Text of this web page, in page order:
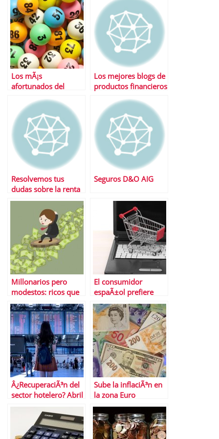
se ha llegado a esta
reforma laboral
Los mÃ¡s
afortunados del
que han ganado la
loterÃ­a mÃ¡s de una
vez
Los mejores blogs de
productos financieros
Resolvemos tus
dudas sobre la renta
Seguros D&O AIG
Millonarios pero
modestos: ricos que
viven con modestia
El consumidor
espaÃ±ol prefiere
desplazarse para
hacer la compra
Â¿RecuperaciÃ³n del
sector hotelero? Abril
horrible segÃºn los
datos del INE
Sube la inflaciÃ³n en
la zona Euro